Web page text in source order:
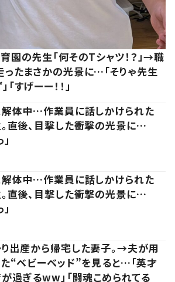
園の先生「何そのTシャツ！？」→職
たまさかの光景に…「そりゃ先生
すげーー！！」
体中…作業員に話しかけられた
直後、目撃した衝撃の光景に…
体中…作業員に話しかけられた
直後、目撃した衝撃の光景に…
出産から帰宅した妻子。→夫が用
“ベビーベッド”を見ると…「英才
過ぎるww」「闘魂こめられてる